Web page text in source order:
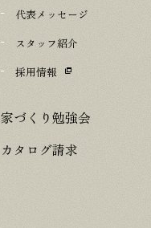
代表メッセージ
スタッフ紹介
採用情報
家づくり勉強会
カタログ請求